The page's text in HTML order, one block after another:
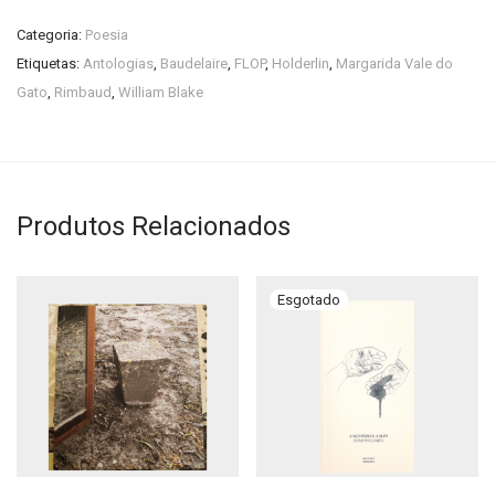
Categoria: Poesia
Etiquetas: Antologias, Baudelaire, FLOP, Holderlin, Margarida Vale do
Gato, Rimbaud, William Blake
Produtos Relacionados